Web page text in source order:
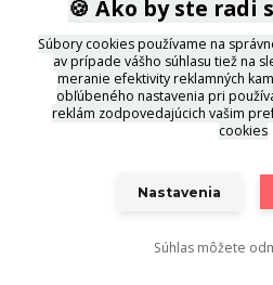
Spotrebiteľom ako zákazníkom E-
shopu.
12.4 Tieto obchodné a reklamačné
účinnosť voči Kupujúcemu
Užívateľovi začatím vypĺňania
13.1 Tieto Obchodné podmienky,
🍪 Ako by ste radi
Súbory cookies používame na
av prípade vášho súhlasu tiež na
meranie efektivity reklamných
obľúbeného nastavenia pri
reklám zodpovedajúcich vašim
cookies
Nastavenia
Súhlas môžete